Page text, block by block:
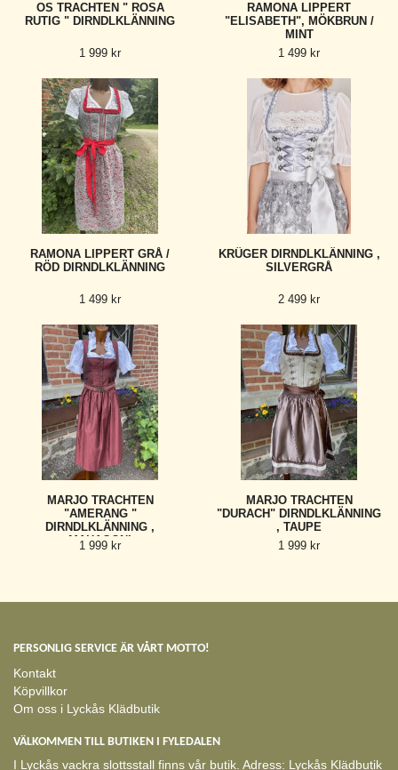
OS TRACHTEN " ROSA
RUTIG " DIRNDLKLÄNNING
1 999 kr
RAMONA LIPPERT
"ELISABETH", MÖKBRUN /
MINT
1 499 kr
RAMONA LIPPERT GRÅ /
RÖD DIRNDLKLÄNNING
1 499 kr
KRÜGER DIRNDLKLÄNNING ,
SILVERGRÅ
2 499 kr
MARJO TRACHTEN
"AMERANG "
DIRNDLKLÄNNING ,
MAHAGONI
1 999 kr
MARJO TRACHTEN
"DURACH" DIRNDLKLÄNNING
, TAUPE
1 999 kr
PERSONLIG SERVICE ÄR VÅRT MOTTO!
Kontakt
Köpvillkor
Om oss i Lyckås Klädbutik
VÄLKOMMEN TILL BUTIKEN I FYLEDALEN
I Lyckås vackra slottsstall finns vår butik. Adress: Lyckås Klädbutik